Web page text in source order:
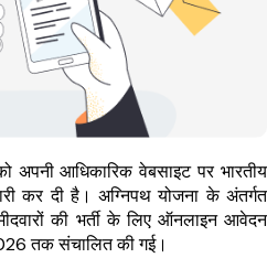
अपनी आधिकारिक वेबसाइट पर भारतीय
कर दी है। अग्निपथ योजना के अंतर्गत
की भर्ती के लिए ऑनलाइन आवेदन
तक संचालित की गई।